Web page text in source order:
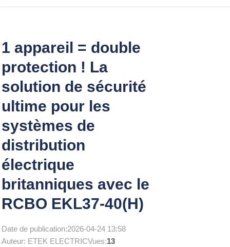
1 appareil = double
protection ! La
solution de sécurité
ultime pour les
systèmes de
distribution
électrique
britanniques avec le
RCBO EKL37-40(H)
Date de publication:2026-04-24 13:58
Auteur: ETEK ELECTRICVues:13